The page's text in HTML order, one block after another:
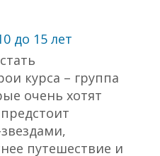
до 15 лет
курса – группа
очень хотят
путешествие и